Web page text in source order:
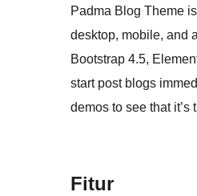
Padma Blog Theme
desktop, mobile, and
Bootstrap 4.5,
start post blogs
demos to see that
Fitur